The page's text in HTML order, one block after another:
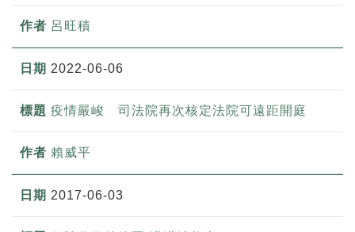
呂旺積
2022-06-06
疫情嚴峻 司法院再次核定法院可遠距開庭
賴威平
2017-06-03